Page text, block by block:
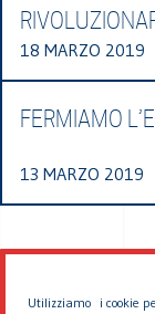
Utilizziamo i cookie
18 MARZO 2019
FERMIAMO
13 MARZO 2019